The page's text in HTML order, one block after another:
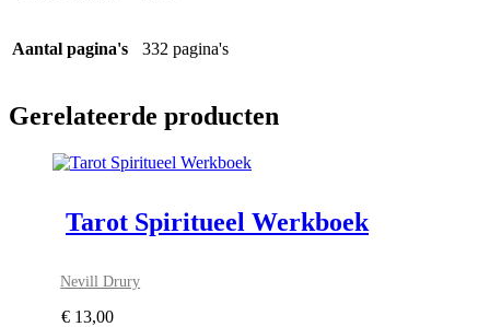
Aantal pagina's 332 pagina's
Gerelateerde producten
Tarot Spiritueel Werkboek
Nevill Drury
€ 13,00